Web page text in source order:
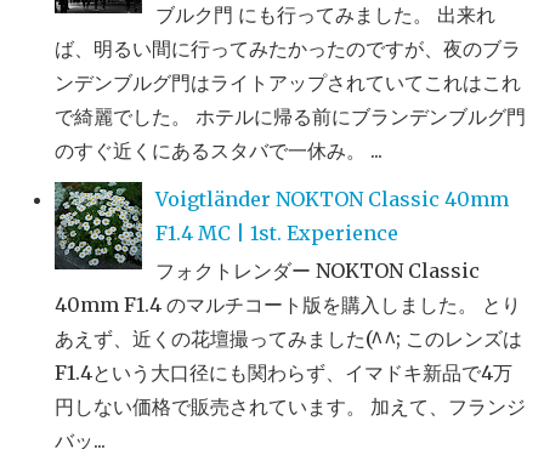
ブルク門 にも行ってみました。 出来れ
ば、明るい間に行ってみたかったのですが、夜のブラ
ンデンブルグ門はライトアップされていてこれはこれ
で綺麗でした。 ホテルに帰る前にブランデンブルグ門
のすぐ近くにあるスタバで一休み。 ...
Voigtländer NOKTON Classic 40mm
F1.4 MC | 1st. Experience
フォクトレンダー NOKTON Classic
40mm F1.4 のマルチコート版を購入しました。 とり
あえず、近くの花壇撮ってみました(^^; このレンズは
F1.4という大口径にも関わらず、イマドキ新品で4万
円しない価格で販売されています。 加えて、フランジ
バッ...